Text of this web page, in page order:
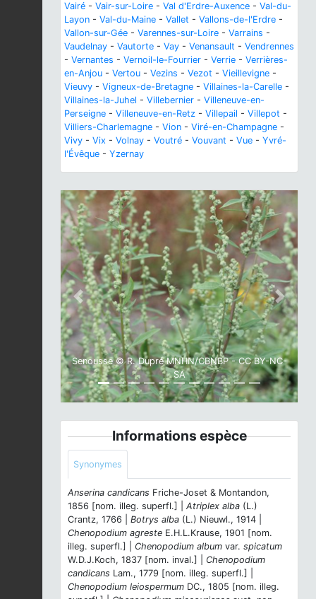
Vairé - Vair-sur-Loire - Val d'Erdre-Auxence - Val-du-
Layon - Val-du-Maine - Vallet - Vallons-de-l'Erdre -
Vallon-sur-Gée - Varennes-sur-Loire - Varrains -
Vaudelnay - Vautorte - Vay - Venansault - Vendrennes
- Vernantes - Vernoil-le-Fourrier - Verrie - Verrières-
en-Anjou - Vertou - Vezins - Vezot - Vieillevigne -
Vieuvy - Vigneux-de-Bretagne - Villaines-la-Carelle -
Villaines-la-Juhel - Villebernier - Villeneuve-en-
Perseigne - Villeneuve-en-Retz - Villepail - Villepot -
Villiers-Charlemagne - Vion - Viré-en-Champagne -
Vivy - Vix - Volnay - Voutré - Vouvant - Vue - Yvré-
l'Évêque - Yzernay
Senousse © R. Dupré MNHN/CBNBP - CC BY-NC-
SA
Previous Next
Informations espèce
Synonymes
Anserina candicans Friche-Joset & Montandon,
1856 [nom. illeg. superfl.] | Atriplex alba (L.)
Crantz, 1766 | Botrys alba (L.) Nieuwl., 1914 |
Chenopodium agreste E.H.L.Krause, 1901 [nom.
illeg. superfl.] | Chenopodium album var. spicatum
W.D.J.Koch, 1837 [nom. inval.] | Chenopodium
candicans Lam., 1779 [nom. illeg. superfl.] |
Chenopodium leiospermum DC., 1805 [nom. illeg.